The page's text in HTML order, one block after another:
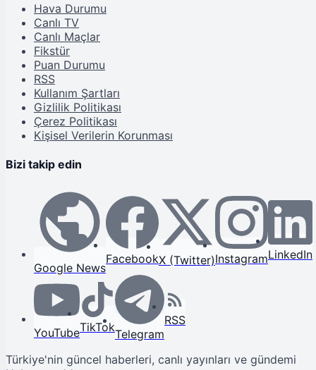
Hava Durumu
Canlı TV
Canlı Maçlar
Fikstür
Puan Durumu
RSS
Kullanım Şartları
Gizlilik Politikası
Çerez Politikası
Kişisel Verilerin Korunması
Bizi takip edin
Google News
FacebookX (Twitter)InstagramLinkedIn
YouTubeTikTokTelegram
RSS
Türkiye'nin güncel haberleri, canlı yayınları ve gündemi